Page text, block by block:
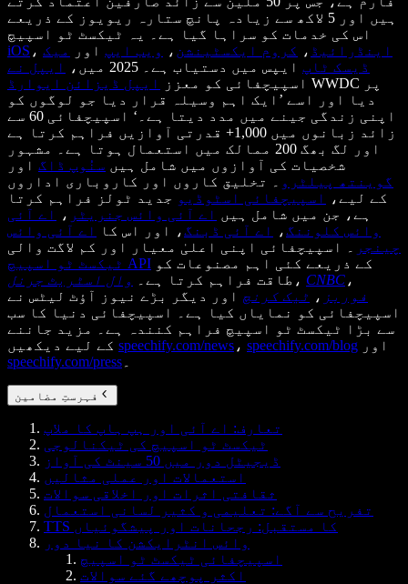
ہیں اور 5 لاکھ سے زیادہ پانچ ستارہ ریویوز کے ذریعے
اس کی خدمات کو سراہا گیا ہے۔ یہ ٹیکسٹ ٹو اسپیچ
iOS ، اینڈرائیڈ ، کروم ایکسٹینشن ، ویب ایپ اور
میک
ڈیسک ٹاپ ایپس میں دستیاب ہے۔ 2025 میں،
ایپل نے
اسپیچفائی کو معزز
ایپل ڈیزائن ایوارڈ
WWDC پر
دیا اور اسے ’ایک اہم وسیلہ قرار دیا جو لوگوں کو
اپنی زندگی جینے میں مدد دیتا ہے۔‘ اسپیچفائی 60 سے
زائد زبانوں میں 1,000+ قدرتی آوازیں فراہم کرتا ہے
اور لگ بھگ 200 ممالک میں استعمال ہوتا ہے۔ مشہور
شخصیات کی آوازوں میں شامل ہیں سنُوپ ڈاگ اور
گوینتھ پیلٹرو
۔ تخلیق کاروں اور کاروباری اداروں
کے لیے،
اسپیچفائی اسٹوڈیو جدید ٹولز فراہم کرتا
ہے، جن میں شامل ہیں اے آئی وائس جنریٹر ،
اے آئی
وائس کلوننگ، اے آئی ڈبنگ، اور اس کا
اے آئی وائس
چینجر
۔ اسپیچفائی اپنی اعلیٰ معیار اور کم لاگت والی
ٹیکسٹ ٹو اسپیچ API
طاقت فراہم کرتا ہے۔
وال اسٹریٹ جرنل ، CNBC ،
فوربز ، ٹیک کرنچ اور دیگر بڑے نیوز آؤٹ لیٹس نے
اسپیچفائی کو نمایاں کیا ہے۔ اسپیچفائی دنیا کا سب
سے بڑا ٹیکسٹ ٹو اسپیچ فراہم کنندہ ہے۔ مزید جاننے
speechify.com/news ، speechify.com/blog اور
speechify.com/press
فہرستِ مضامین
تعارف: اے آئی اور ہپ ہاپ کا ملاپ
ٹیکسٹ ٹو اسپیچ کی ٹیکنالوجی
ڈیجیٹل دور میں 50 سینٹ کی آواز
استعمالات اور عملی مثالیں
ثقافتی اثرات اور اخلاقی سوالات
تفریح سے آگے: تعلیمی و کثیر لسانی استعمال
TTS کا مستقبل: رجحانات اور پیشگوئیاں
وائس انٹرایکشن کا نیا دور
اسپیچفائی ٹیکسٹ ٹو اسپیچ
اکثر پوچھے گئے سوالات